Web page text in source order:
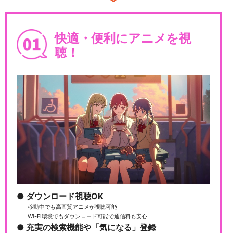
快適・便利にアニメを視
聴！
ダウンロード視聴OK
移動中でも高画質アニメが視聴可能
Wi-Fi環境でもダウンロード可能で通信料も安心
充実の検索機能や「気になる」登録